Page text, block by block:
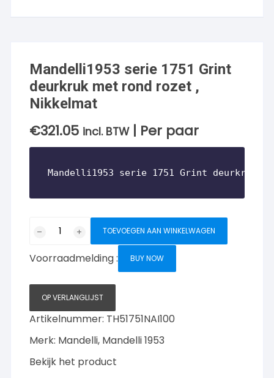
Mandelli1953 serie 1751 Grint
deurkruk met rond rozet ,
Nikkelmat
€321.05 incl. BTW | Per paar
Mandelli1953 serie 1751 Grint deurkruk
1751
deurkruk
met
rond
rozet
,
Nikkelmat
aantal
TOEVOEGEN AAN WINKELWAGEN
Voorraadmelding : BUY NOW
OP VERLANGLIJST
Artikelnummer: TH51751NAI100
Merk: Mandelli, Mandelli 1953
Bekijk het product